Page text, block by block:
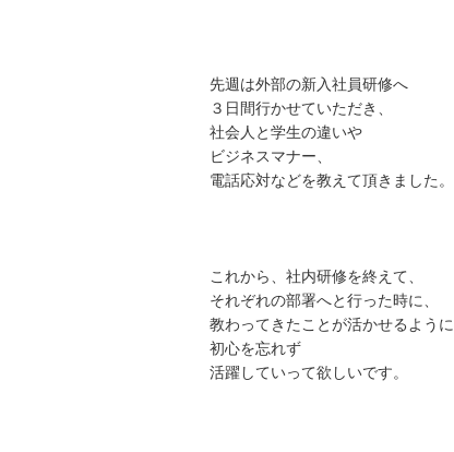
先週は外部の新入社員研修へ
３日間行かせていただき、
社会人と学生の違いや
ビジネスマナー、
電話応対などを教えて頂きました。
これから、社内研修を終えて、
それぞれの部署へと行った時に、
教わってきたことが活かせるように
初心を忘れず
活躍していって欲しいです。